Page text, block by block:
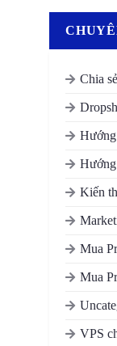
Chia sẻ
Hướng
Kiến
Mua
Mua
VPS